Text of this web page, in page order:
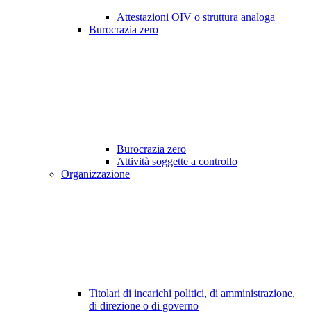
Attestazioni OIV o struttura analoga
Burocrazia zero
Burocrazia zero
Attività soggette a controllo
Organizzazione
Titolari di incarichi politici, di amministrazione,
di direzione o di governo